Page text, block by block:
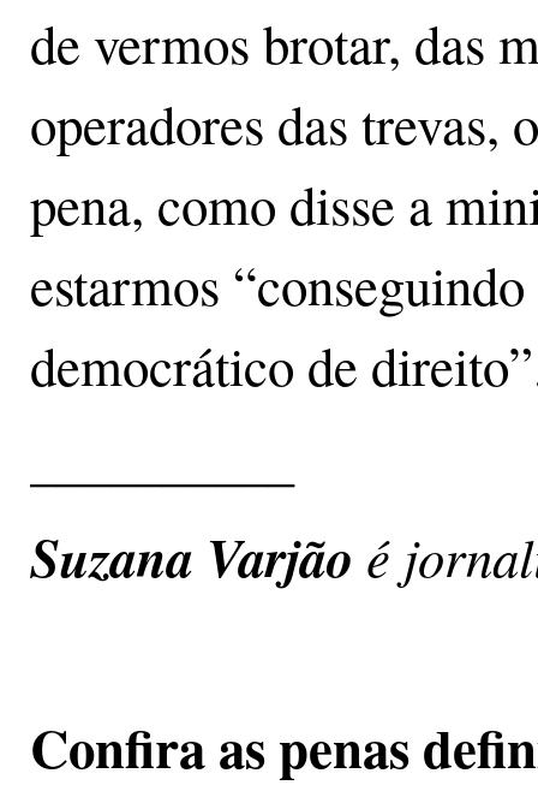
de vermos brotar, das
operadores das
pena, como disse a
estarmos
democrático de
Suzana Varjão é
Confira as penas